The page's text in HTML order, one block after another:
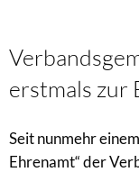
erstmals zur
Seit nunmehr
Ehrenamt“ der